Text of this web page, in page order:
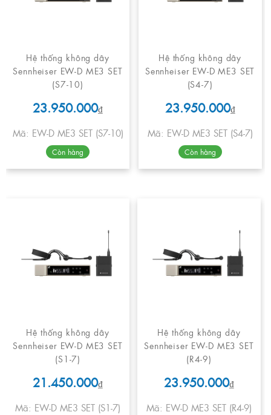
Hệ thống không dây
Sennheiser EW-D ME3 SET
(S7-10)
23.950.000₫
Mã: EW-D ME3 SET (S7-10)
Còn hàng
Hệ thống không dây
Sennheiser EW-D ME3 SET
(S4-7)
23.950.000₫
Mã: EW-D ME3 SET (S4-7)
Còn hàng
Hệ thống không dây
Sennheiser EW-D ME3 SET
(S1-7)
21.450.000₫
Mã: EW-D ME3 SET (S1-7)
Hệ thống không dây
Sennheiser EW-D ME3 SET
(R4-9)
23.950.000₫
Mã: EW-D ME3 SET (R4-9)